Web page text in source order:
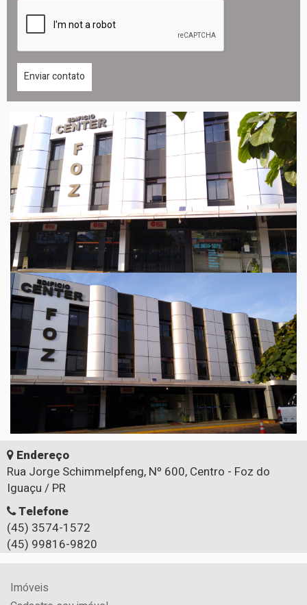
Endereço
Rua Jorge Schimmelpfeng, Nº 600, Centro - Foz do
Iguaçu / PR
Telefone
(45) 3574-1572
(45) 99816-9820
Imóveis